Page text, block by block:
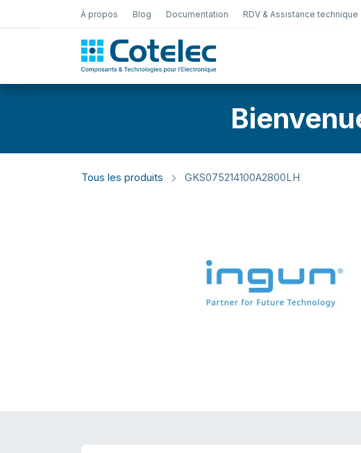
À propos Blog Documentation RDV & Assistance technique
Tous les produits GKS075214100A2800LH